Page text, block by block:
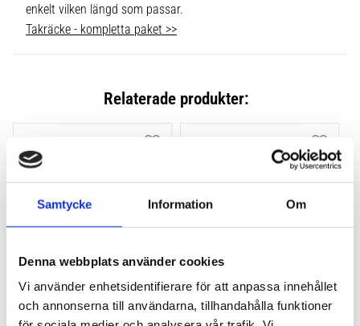
Samtycke Information Om
Denna webbplats använder cookies
Vi använder enhetsidentifierare för att anpassa innehållet
och annonserna till användarna, tillhandahålla funktioner
enkelt vilken längd som passar.
Takräcke - kompletta paket >>
Relaterade produkter:
THULE FLUSH RAIL EVO
4-PACK 710600
THULE FLUSH RAIL
EDGE FOTSATS 4-PACK
Lägg